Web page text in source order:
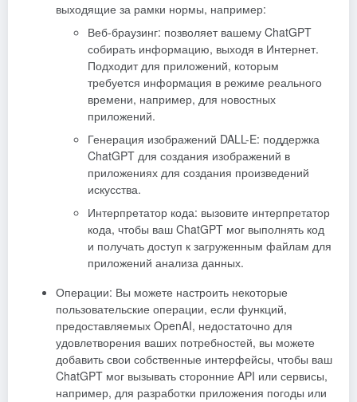
выходящие за рамки нормы, например:
Веб-браузинг: позволяет вашему ChatGPT
собирать информацию, выходя в Интернет.
Подходит для приложений, которым
требуется информация в режиме реального
времени, например, для новостных
приложений.
Генерация изображений DALL-E: поддержка
ChatGPT для создания изображений в
приложениях для создания произведений
искусства.
Интерпретатор кода: вызовите интерпретатор
кода, чтобы ваш ChatGPT мог выполнять код
и получать доступ к загруженным файлам для
приложений анализа данных.
Операции: Вы можете настроить некоторые
пользовательские операции, если функций,
предоставляемых OpenAI, недостаточно для
удовлетворения ваших потребностей, вы можете
добавить свои собственные интерфейсы, чтобы ваш
ChatGPT мог вызывать сторонние API или сервисы,
например, для разработки приложения погоды или